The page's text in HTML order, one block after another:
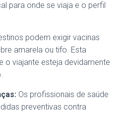
para onde se viaja e o perfil
podem exigir vacinas
amarela ou tifo. Esta
o viajante esteja devidamente
Os profissionais de saúde
preventivas contra